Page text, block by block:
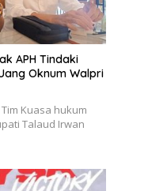
APH Tindaki
Oknum Walpri
Kuasa hukum
Talaud Irwan